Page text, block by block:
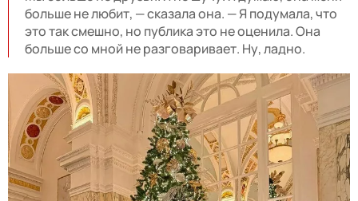
больше не любит, — сказала она. — Я подумала, что
это так смешно, но публика это не оценила. Она
больше со мной не разговаривает. Ну, ладно.